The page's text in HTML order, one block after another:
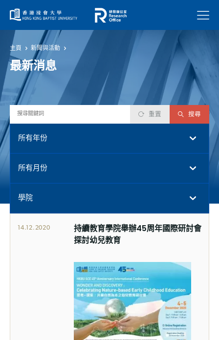
菜單
主頁 新聞與活動
最新消息
重置 搜尋
所有年份
所有月份
學院
14.12.2020
持續教育學院舉辦45周年國際研討會
探討幼兒教育